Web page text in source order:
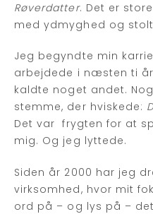
Røverdatter. Det er
med ydmyghed og
Jeg begyndte min
arbejdede i næsten ti
kaldte noget andet.
stemme, der hviskede:
Det var frygten for at
mig. Og jeg lyttede.
Siden år 2000 har jeg
virksomhed, hvor mit
ord på – og lys på –